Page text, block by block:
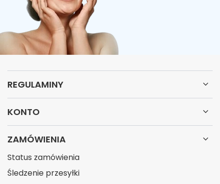
REGULAMINY
KONTO
ZAMÓWIENIA
Status zamówienia
Śledzenie przesyłki